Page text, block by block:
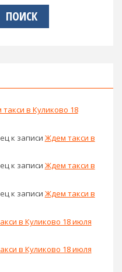
в Куликово 18
к записи Ждем такси в
к записи Ждем такси в
к записи Ждем такси в
в Куликово 18 июля
в Куликово 18 июля